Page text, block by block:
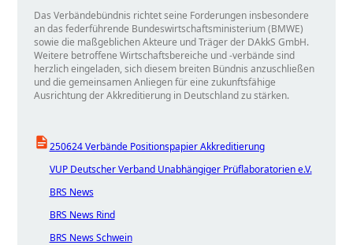
Das Verbändebündnis richtet seine Forderungen insbesondere
an das federführende Bundeswirtschaftsministerium (BMWE)
sowie die maßgeblichen Akteure und Träger der DAkkS GmbH.
Weitere betroffene Wirtschaftsbereiche und -verbände sind
herzlich eingeladen, sich diesem breiten Bündnis anzuschließen
und die gemeinsamen Anliegen für eine zukunftsfähige
Ausrichtung der Akkreditierung in Deutschland zu stärken.
250624 Verbände Positionspapier Akkreditierung
VUP Deutscher Verband Unabhängiger Prüflaboratorien e.V.
BRS News
BRS News Rind
BRS News Schwein